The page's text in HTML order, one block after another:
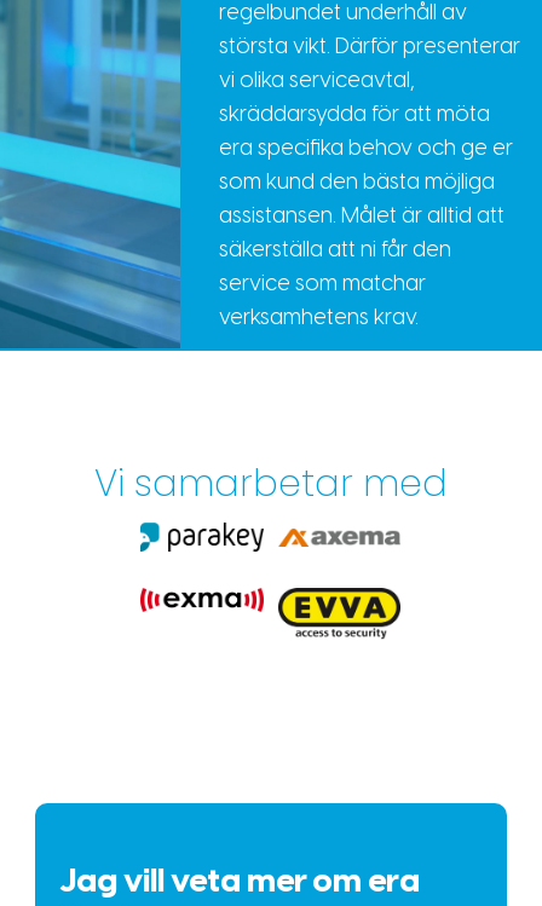
regelbundet underhåll av
största vikt. Därför presenterar
vi olika serviceavtal,
skräddarsydda för att möta
era specifika behov och ge er
som kund den bästa möjliga
assistansen. Målet är alltid att
säkerställa att ni får den
service som matchar
verksamhetens krav.
Vi samarbetar med
Jag vill veta mer om era